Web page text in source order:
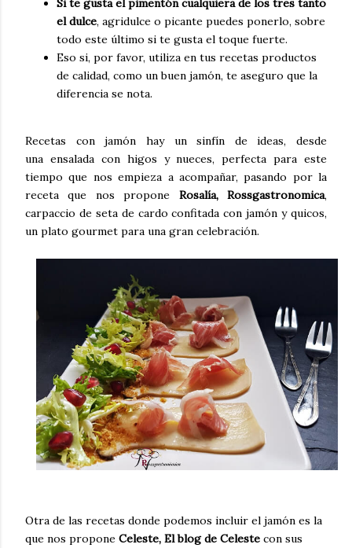
Si te gusta el pimentón cualquiera de los tres tanto
el dulce, agridulce o picante puedes ponerlo, sobre
todo este último si te gusta el toque fuerte.
Eso si, por favor, utiliza en tus recetas productos
de calidad, como un buen jamón, te aseguro que la
diferencia se nota.
Recetas con jamón hay un sinfín de ideas, desde
una ensalada con higos y nueces, perfecta para este
tiempo que nos empieza a acompañar, pasando por la
receta que nos propone Rosalía, Rossgastronomica,
carpaccio de seta de cardo confitada con jamón y quicos,
un plato gourmet para una gran celebración.
Otra de las recetas donde podemos incluir el jamón es la
que nos propone Celeste, El blog de Celeste con sus